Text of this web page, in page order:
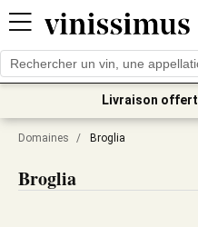
Livraison
Domaines / Broglia
Broglia